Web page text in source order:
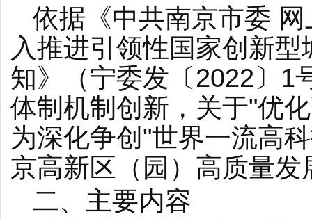
依据《中共南京市委
入推进引领性国家创新
知》（宁委发〔2022〕1
体制机制创新，关于"优
为深化争创"世界一流高
京高新区（园）高质量
二、主要内容